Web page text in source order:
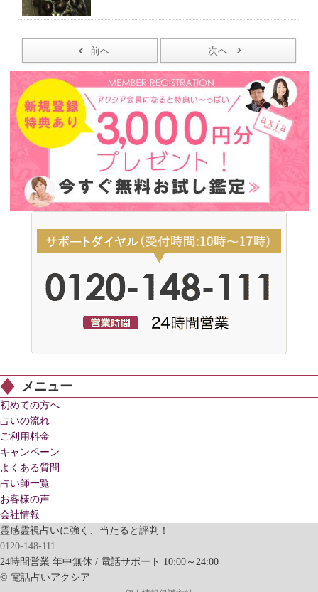
前へ 次へ
メニュー
初めての方へ
占いの流れ
ご利用料金
キャンペーン
よくある質問
占い師一覧
お客様の声
会社情報
霊感霊視占いに強く、当たると評判！
0120-148-111
24時間営業 年中無休 / 電話サポート 10:00～24:00
© 電話占いアクシア